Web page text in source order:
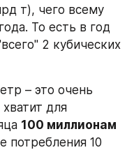
т), чего всему
То есть в год
2 кубических
– это очень
для
100 миллионам
потребления 10